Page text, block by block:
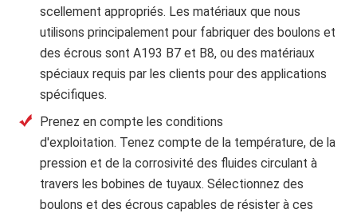
scellement appropriés. Les matériaux que nous
utilisons principalement pour fabriquer des boulons et
des écrous sont A193 B7 et B8, ou des matériaux
spéciaux requis par les clients pour des applications
spécifiques.
Prenez en compte les conditions
d'exploitation. Tenez compte de la température, de la
pression et de la corrosivité des fluides circulant à
travers les bobines de tuyaux. Sélectionnez des
boulons et des écrous capables de résister à ces